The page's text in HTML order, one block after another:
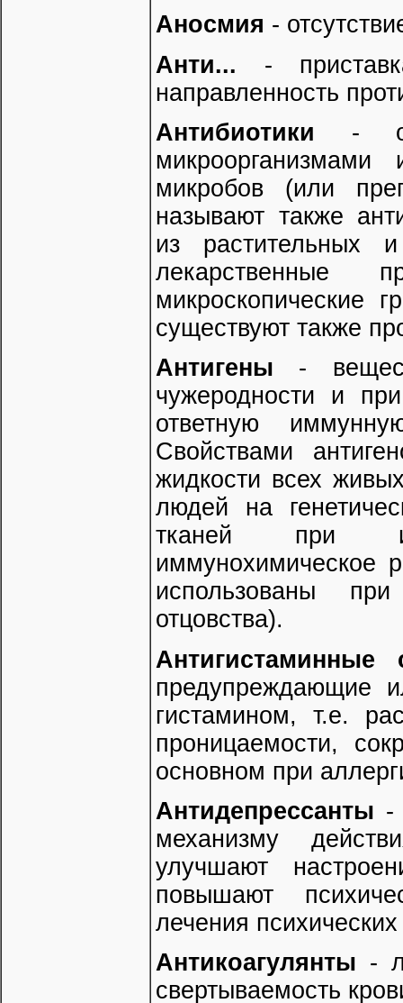
Аносмия -
Анти... -
направленность
Антибиотики -
микробов (или
называют также
из растительных
лекарственные
микроскопические
существуют также
Антигены -
чужеродности и
ответную
Свойствами
жидкости всех
людей на
тканей при их
иммунохимическое
использованы
отцовства).
Антигистаминные
предупреждающие
гистамином, т.е.
проницаемости,
основном при
Антидепрессанты -
механизму
улучшают
повышают
лечения
Антикоагулянты -
свертываемость